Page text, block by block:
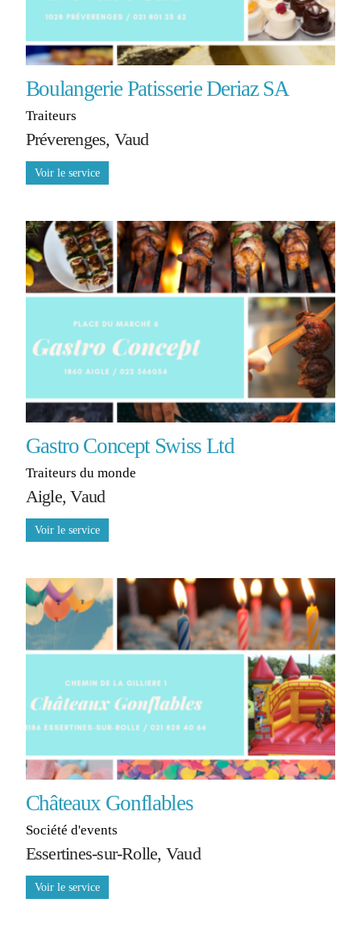
Boulangerie Patisserie Deriaz SA
Traiteurs
Préverenges, Vaud
Gastro Concept Swiss Ltd
Traiteurs du monde
Aigle, Vaud
Châteaux Gonflables
Société d'events
Essertines-sur-Rolle, Vaud